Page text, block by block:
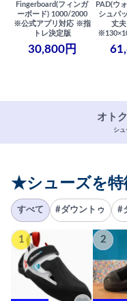
Fingerboard(フィンガ
ーボード) 1000/2000
※公式アプリ対応 ※指
トレ決定版
30,800円
PAD(ウ
シュパ
丈
オト
シ
★シューズを特
すべて #ダウントゥ #
1 2